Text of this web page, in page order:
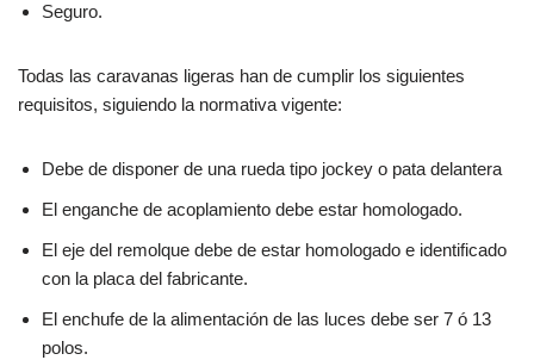
Seguro.
Todas las caravanas ligeras han de cumplir los siguientes
requisitos, siguiendo la normativa vigente:
Debe de disponer de una rueda tipo jockey o pata delantera
El enganche de acoplamiento debe estar homologado.
El eje del remolque debe de estar homologado e identificado
con la placa del fabricante.
El enchufe de la alimentación de las luces debe ser 7 ó 13
polos.